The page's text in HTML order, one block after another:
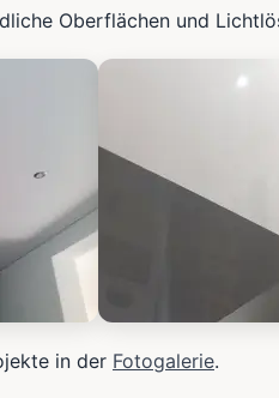
Oberflächen und
in der Fotogalerie.